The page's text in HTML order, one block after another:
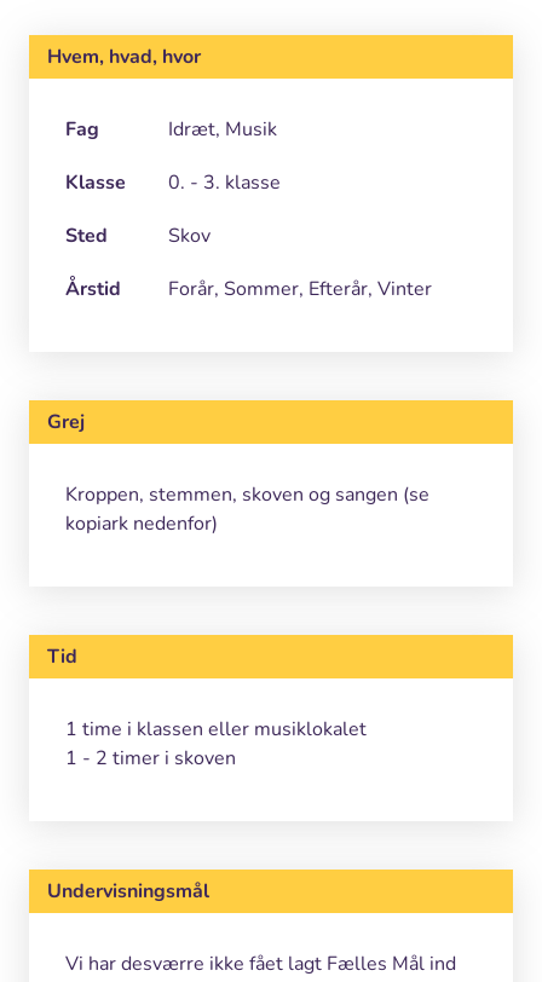
Hvem, hvad, hvor
Fag
Idræt, Musik
Klasse
0. - 3. klasse
Sted
Skov
Årstid
Forår, Sommer, Efterår, Vinter
Grej
Kroppen, stemmen, skoven og sangen (se
kopiark nedenfor)
Tid
1 time i klassen eller musiklokalet
1 - 2 timer i skoven
Undervisningsmål
Vi har desværre ikke fået lagt Fælles Mål ind